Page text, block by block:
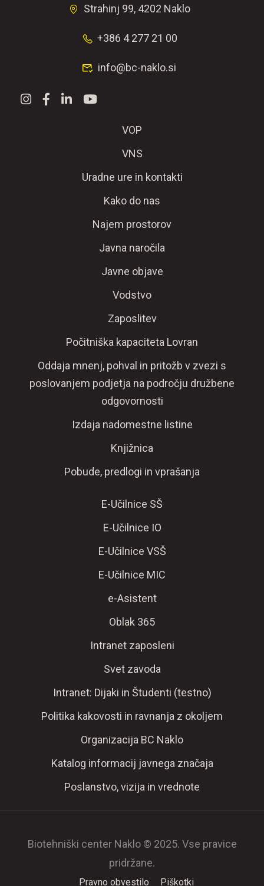
Strahinj 99, 4202 Naklo
+386 4 277 21 00
info@bc-naklo.si
VOP
VNS
Uradne ure in kontakti
Kako do nas
Najem prostorov
Javna naročila
Javne objave
Vodstvo
Zaposlitev
Počitniška kapaciteta Lovran
Oddaja mnenj, pohval in pritožb v zvezi s
poslovanjem podjetja na področju družbene
odgovornosti
Izdaja nadomestne listine
Knjižnica
Pobude, predlogi in vprašanja
E-Učilnice SŠ
E-Učilnice IO
E-Učilnice VSŠ
E-Učilnice MIC
e-Asistent
Oblak 365
Intranet zaposleni
Svet zavoda
Intranet: Dijaki in Študenti (testno)
Politika kakovosti in ravnanja z okoljem
Organizacija BC Naklo
Katalog informacij javnega značaja
Poslanstvo, vizija in vrednote
Biotehniški center Naklo © 2025. Vse pravice
pridržane.
Pravno obvestilo Piškotki